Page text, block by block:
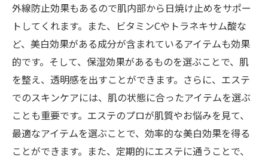
外線防止効果もあるので肌内部から日焼け止めをサポー
トしてくれます。また、ビタミンCやトラネキサム酸な
ど、美白効果がある成分が含まれているアイテムも効果
的です。そして、保湿効果があるものを選ぶことで、肌
を整え、透明感を出すことができます。さらに、エステ
でのスキンケアには、肌の状態に合ったアイテムを選ぶ
ことも重要です。エステのプロが肌質やお悩みを見て、
最適なアイテムを選ぶことで、効率的な美白効果を得る
ことができます。また、定期的にエステに通うことで、